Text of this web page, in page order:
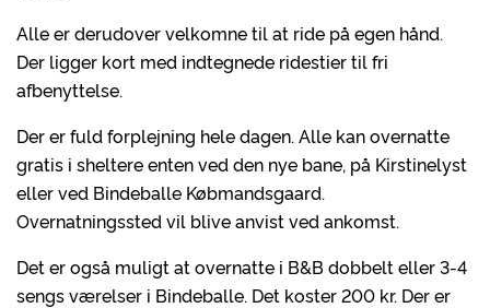
Alle er derudover velkomne til at ride på egen hånd.
Der ligger kort med indtegnede ridestier til fri
afbenyttelse.
Der er fuld forplejning hele dagen. Alle kan overnatte
gratis i sheltere enten ved den nye bane, på Kirstinelyst
eller ved Bindeballe Købmandsgaard.
Overnatningssted vil blive anvist ved ankomst.
Det er også muligt at overnatte i B&B dobbelt eller 3-4
sengs værelser i Bindeballe. Det koster 200 kr. Der er